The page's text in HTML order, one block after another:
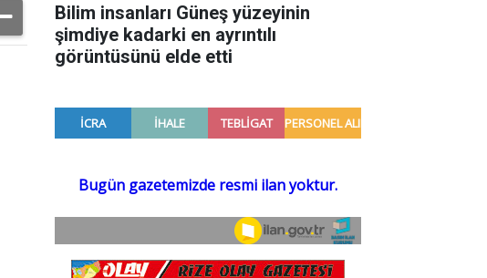
Bilim insanları Güneş yüzeyinin
şimdiye kadarki en ayrıntılı
görüntüsünü elde etti